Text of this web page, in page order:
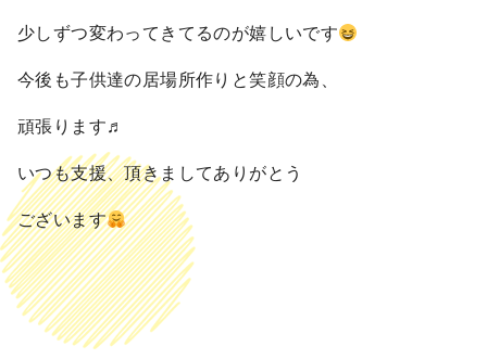
少しずつ変わってきてるのが嬉しいです
今後も子供達の居場所作りと笑顔の為、
頑張ります♬
いつも支援、頂きましてありがとう
ございます